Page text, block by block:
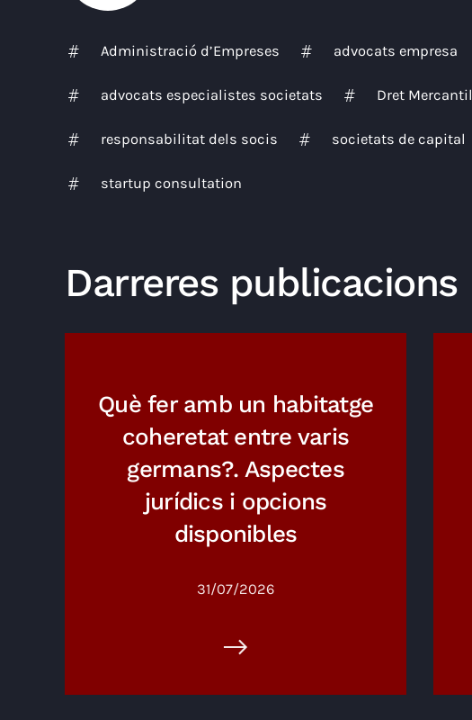
Administració d’Empreses advocats empresa
advocats especialistes societats Dret Mercantil
responsabilitat dels socis societats de capital
startup consultation
Darreres publicacions
Què fer amb un habitatge
coheretat entre varis
germans?. Aspectes
jurídics i opcions
disponibles
31/07/2026